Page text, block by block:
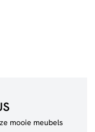
mooie meubels